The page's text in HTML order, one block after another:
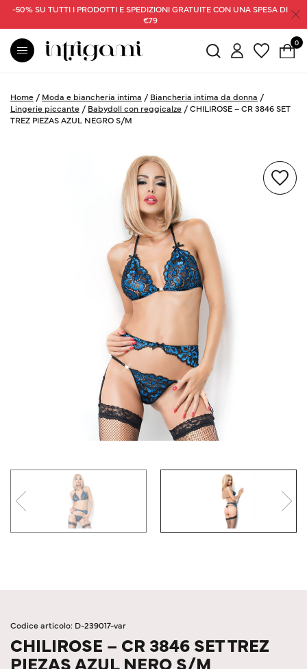
-50% SU TUTTI I PRODOTTI E SPEDIZIONI GRATUITE CON UNA SPESA DI
€79
0
Home / Moda e biancheria intima / Biancheria intima da donna /
Lingerie piccante / Babydoll con reggicalze /CHILIROSE – CR 3846 SET
TREZ PIEZAS AZUL NEGRO S/M
Codice articolo: D-239017-var
CHILIROSE – CR 3846 SET TREZ
PIEZAS AZUL NERO S/M